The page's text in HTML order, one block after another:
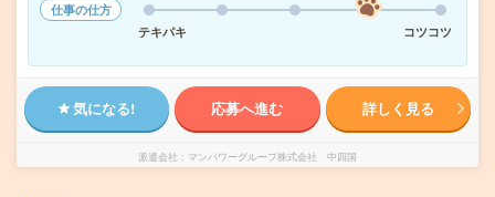
仕事の仕方
テキパキ
コツコツ
気になる! 応募へ進む 詳しく見る
派遣会社 マンパワーグループ株式会社 中四国